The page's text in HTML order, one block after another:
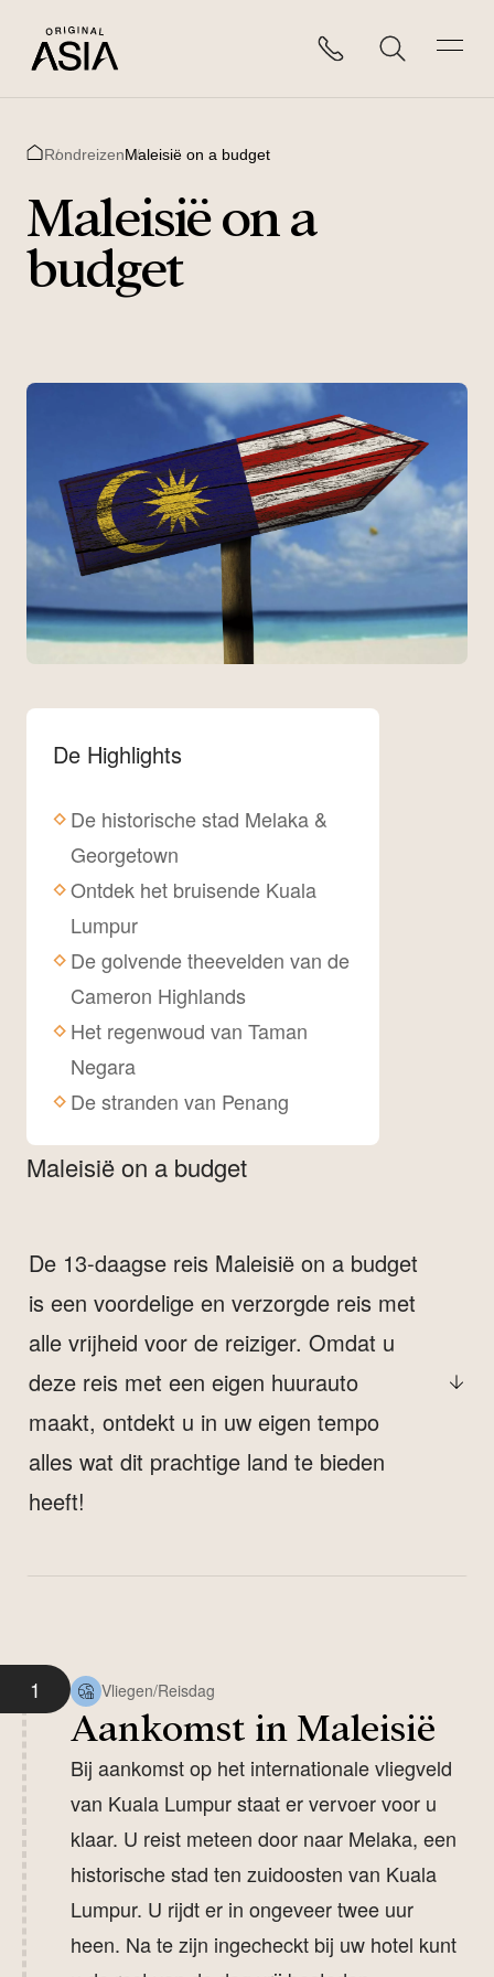
RondreizenMaleisië on a budget
Maleisië on a
budget
Maleisië on a budget
De 13-daagse reis Maleisië on a budget
is een voordelige en verzorgde reis met
alle vrijheid voor de reiziger. Omdat u
deze reis met een eigen huurauto
maakt, ontdekt u in uw eigen tempo
alles wat dit prachtige land te bieden
heeft!
hadden bij het samenstellen van deze reis. U ziet
alle highlights als KL, Melaka, de Cameron
Highlands, het regenwoud en het tropische eiland
Penang. Het vervoer is per eigen huurauto,
ideaal om het land op eigen tempo te ontdekken!
Bij aankomst op het vliegveld van Kuala Lumpur
reist u direct door naar de historische stad
Melaka. Hierna bezoekt Kuala Lumpur, de
hoofdstad van Maleisië voordat. Na het verblijf in
De Highlights
De historische stad Melaka &
Georgetown
Ontdek het bruisende Kuala
Lumpur
De golvende theevelden van de
Cameron Highlands
Het regenwoud van Taman
Negara
De stranden van Penang
1 Vliegen/Reisdag
Aankomst in Maleisië
Bij aankomst op het internationale vliegveld
van Kuala Lumpur staat er vervoer voor u
klaar. U reist meteen door naar Melaka, een
historische stad ten zuidoosten van Kuala
Lumpur. U rijdt er in ongeveer twee uur
heen. Na te zijn ingecheckt bij uw hotel kunt